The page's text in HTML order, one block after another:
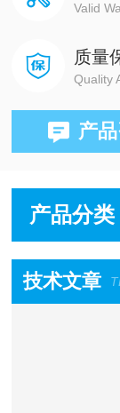
Valid
质量
Quality
产
产品分类
技术文章